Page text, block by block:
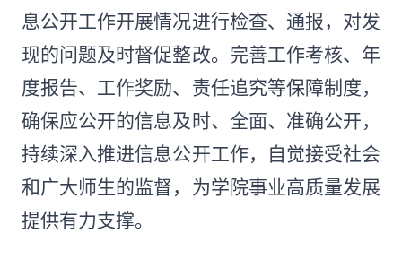
息公开工作开展情况进行检查、通报，对发
现的问题及时督促整改。完善工作考核、年
度报告、工作奖励、责任追究等保障制度，
确保应公开的信息及时、全面、准确公开，
持续深入推进信息公开工作，自觉接受社会
和广大师生的监督，为学院事业高质量发展
提供有力支撑。